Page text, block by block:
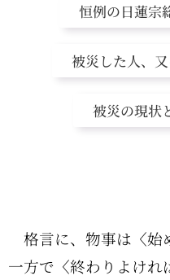
恒例の日蓮宗
被災した人、
被災の現状
格言に、物事は〈始
一方で〈終わりよけれ